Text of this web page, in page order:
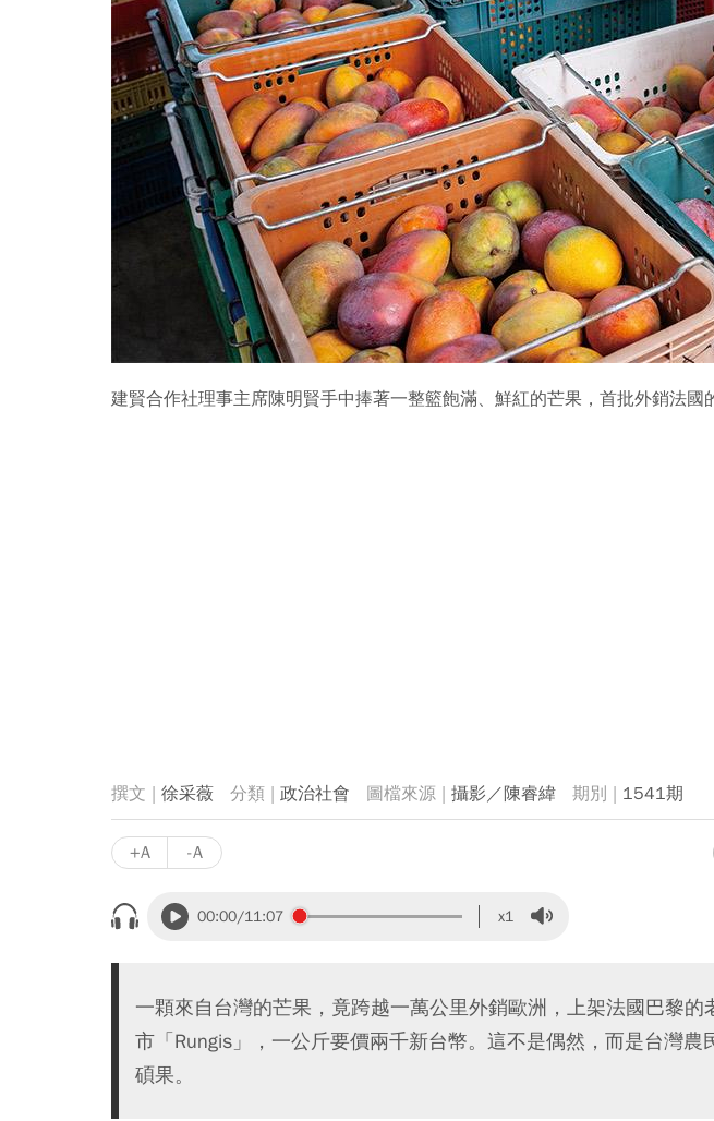
建賢合作社理事主席陳明賢手中捧著一整籃飽滿、鮮紅的芒果，首批外銷法國
徐采薇 政治社會 攝影／陳睿緯 1541期
+A -A
00:00/11:07 x1
一顆來自台灣的芒果，竟跨越一萬公里外銷歐洲，上架法國巴黎的
市「Rungis」，一公斤要價兩千新台幣。這不是偶然，而是台灣農
碩果。